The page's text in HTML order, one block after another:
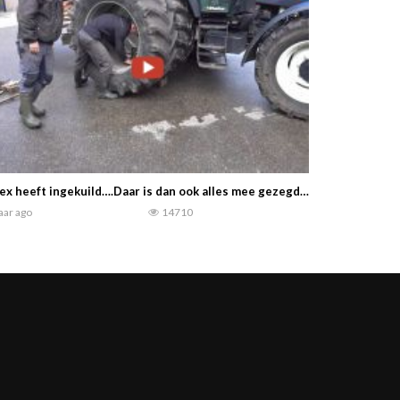
heeft ingekuild….Daar is dan ook alles mee gezegd……. Alex the
ago 14710